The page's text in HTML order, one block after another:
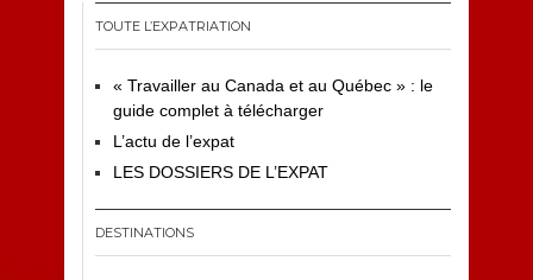
TOUTE L’EXPATRIATION
« Travailler au Canada et au Québec » : le
guide complet à télécharger
L’actu de l’expat
LES DOSSIERS DE L’EXPAT
DESTINATIONS